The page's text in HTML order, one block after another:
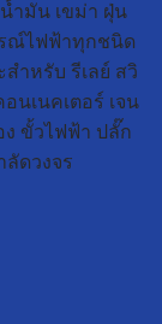
ำมัน เขม่า ฝุ่น
ณ์ไฟฟ้าทุกชนิด
ำหรับ รีเลย์ สวิ
นเนคเตอร์ เจน
ขั้วไฟฟ้า ปลั๊ก
ลัดวงจร